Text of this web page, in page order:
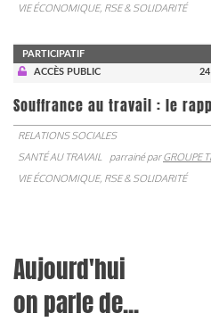
VIE ÉCONOMIQUE, RSE & SOLIDARITÉ
PARTICIPATIF
ACCÈS PUBLIC
Souffrance au travail : le
RELATIONS SOCIALES
SANTÉ AU TRAVAIL
parrainé parGROUPE
VIE ÉCONOMIQUE, RSE & SOLIDARITÉ
Aujourd'hui
on parle de...